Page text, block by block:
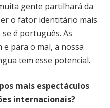
gente partilhará da
o fator identitário mais
é português. As
para o mal, a nossa
tem esse potencial.
mais espectáculos
internacionais?